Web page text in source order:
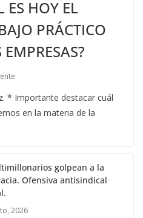
ES HOY EL
PRÁCTICO
* Importante destacar cuál
en la materia de la
golpean a la
Ofensiva antisindical
2026